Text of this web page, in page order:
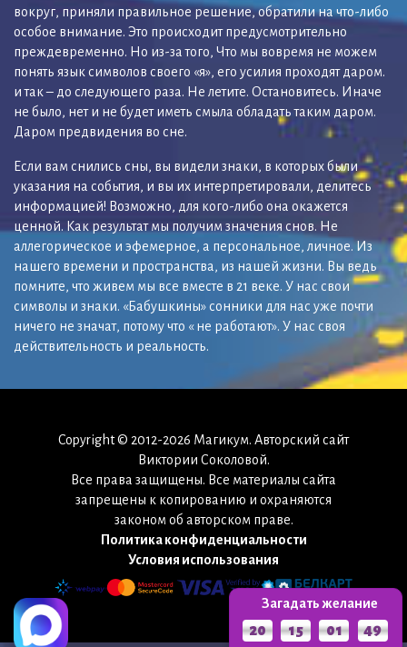
вокруг, приняли правильное решение, обратили на что-либо
особое внимание. Это происходит предусмотрительно
преждевременно. Но из-за того, Что мы вовремя не можем
понять язык символов своего «я», его усилия проходят даром.
и так – до следующего раза. Не летите. Остановитесь. Иначе
не было, нет и не будет иметь смыла обладать таким даром.
Даром предвидения во сне.
Если вам снились сны, вы видели знаки, в которых были
указания на события, и вы их интерпретировали, делитесь
информацией! Возможно, для кого-либо она окажется
ценной. Как результат мы получим значения снов. Не
аллегорическое и эфемерное, а персональное, личное. Из
нашего времени и пространства, из нашей жизни. Вы ведь
помните, что живем мы все вместе в 21 веке. У нас свои
символы и знаки. «Бабушкины» сонники для нас уже почти
ничего не значат, потому что « не работают». У нас своя
действительность и реальность.
Copyright © 2012-2026 Магикум. Авторский сайт
Виктории Соколовой.
Все права защищены. Все материалы сайта
запрещены к копированию и охраняются
законом об авторском праве.
Политика конфиденциальности
Условия использования
Загадать желание
20 15 01 47